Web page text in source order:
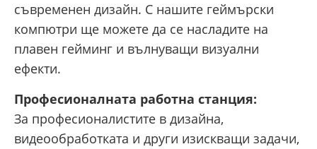
съвременен дизайн. С нашите геймърски
компютри ще можете да се насладите на
плавен гейминг и вълнуващи визуални
ефекти.
Професионалната работна станция:
За професионалистите в дизайна,
видеообработката и други изискващи задачи,